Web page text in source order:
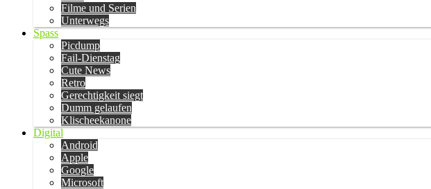
Filme und Serien
Unterwegs
Spass
Picdump
Fail-Dienstag
Cute News
Retro
Gerechtigkeit siegt
Dumm gelaufen
Klischeekanone
Digital
Android
Apple
Google
Microsoft